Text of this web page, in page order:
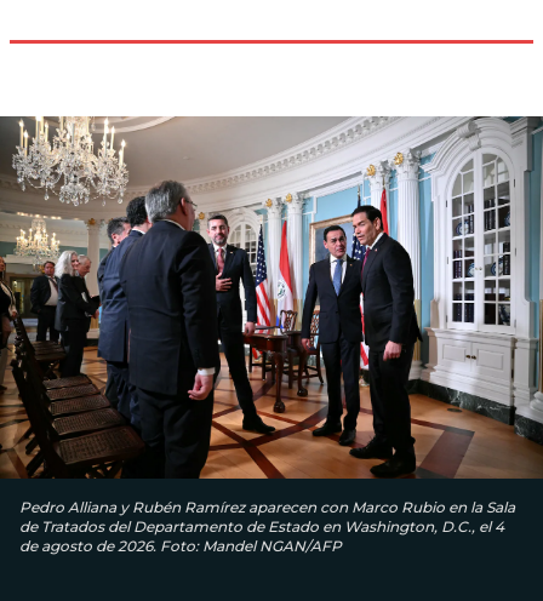
Pedro Alliana y Rubén Ramírez aparecen con Marco Rubio en la Sala
de Tratados del Departamento de Estado en Washington, D.C., el 4
de agosto de 2026. Foto: Mandel NGAN/AFP